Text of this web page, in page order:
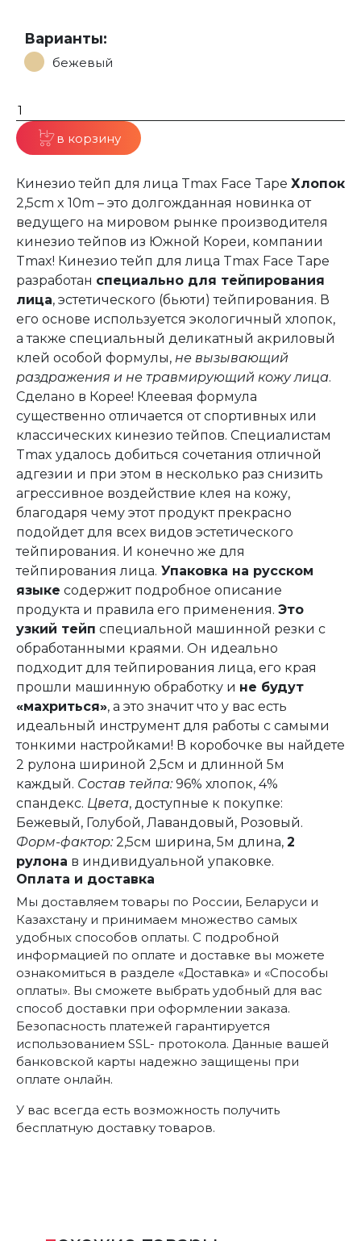
Варианты:
бежевый
в корзину
Кинезио тейп для лица Tmax Face Tape Хлопок
2,5cm x 10m – это долгожданная новинка от
ведущего на мировом рынке производителя
кинезио тейпов из Южной Кореи, компании
Tmax! Кинезио тейп для лица Tmax Face Tape
разработан специально для тейпирования
лица, эстетического (бьюти) тейпирования. В
его основе используется экологичный хлопок,
а также специальный деликатный акриловый
клей особой формулы, не вызывающий
раздражения и не травмирующий кожу лица.
Сделано в Корее! Клеевая формула
существенно отличается от спортивных или
классических кинезио тейпов. Специалистам
Tmax удалось добиться сочетания отличной
адгезии и при этом в несколько раз снизить
агрессивное воздействие клея на кожу,
благодаря чему этот продукт прекрасно
подойдет для всех видов эстетического
тейпирования. И конечно же для
тейпирования лица. Упаковка на русском
языке содержит подробное описание
продукта и правила его применения. Это
узкий тейп специальной машинной резки с
обработанными краями. Он идеально
подходит для тейпирования лица, его края
прошли машинную обработку и не будут
«махриться», а это значит что у вас есть
идеальный инструмент для работы с самыми
тонкими настройками! В коробочке вы найдете
2 рулона шириной 2,5см и длинной 5м
каждый. Состав тейпа: 96% хлопок, 4%
спандекс. Цвета, доступные к покупке:
Бежевый, Голубой, Лавандовый, Розовый.
Форм-фактор: 2,5см ширина, 5м длина, 2
рулона в индивидуальной упаковке.
Оплата и доставка
Мы доставляем товары по России, Беларуси и
Казахстану и принимаем множество самых
удобных способов оплаты. С подробной
информацией по оплате и доставке вы можете
ознакомиться в разделе «Доставка» и «Способы
оплаты». Вы сможете выбрать удобный для вас
способ доставки при оформлении заказа.
Безопасность платежей гарантируется
использованием SSL- протокола. Данные вашей
банковской карты надежно защищены при
оплате онлайн.
У вас всегда есть возможность получить
бесплатную доставку товаров.